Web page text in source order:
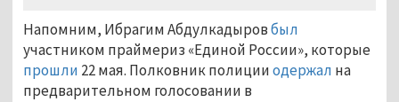
Напомним, Ибрагим Абдулкадыровбыл
участником праймериз «Единой России», которые
прошли 22 мая. Полковник полицииодержал на
предварительном голосовании в